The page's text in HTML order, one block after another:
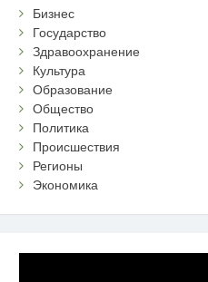
Бизнес
Государство
Здравоохранение
Культура
Образование
Общество
Политика
Происшествия
Регионы
Экономика